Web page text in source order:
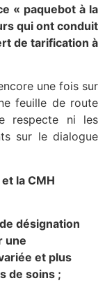
« paquebot à la
qui ont conduit
de tarification à
une fois sur
feuille de route
respecte ni les
sur le dialogue
la CMH
désignation
une
et plus
de soins ;